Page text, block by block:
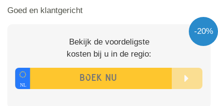
Goed en klantgericht
-20%
Bekijk de voordeligste
kosten bij u in de regio: